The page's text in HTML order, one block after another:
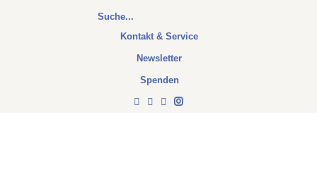
Kontakt & Service
Newsletter
Spenden